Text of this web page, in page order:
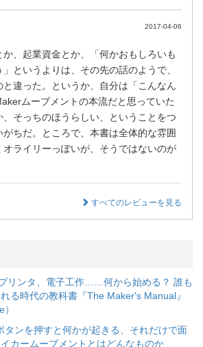
2017-04-06
、起業資金とか、「何かおもしろいも
というよりは、その先の話のようで、
と違った。というか、自分は「こんなん
ムーブメントの本流だと思っていた
そっちのほうらしい、ということをつ
がちだ。ところで、本書は全体的な雰囲
ライリーっぽいが、そうではないのが
すべてのレビューを見る
リンタ、電子工作……何から始める？ 誰も
る時代の教科書『The Maker's Manual』
タンを押すと何かが起きる、それだけで面
カームーブメントとはどんなものか